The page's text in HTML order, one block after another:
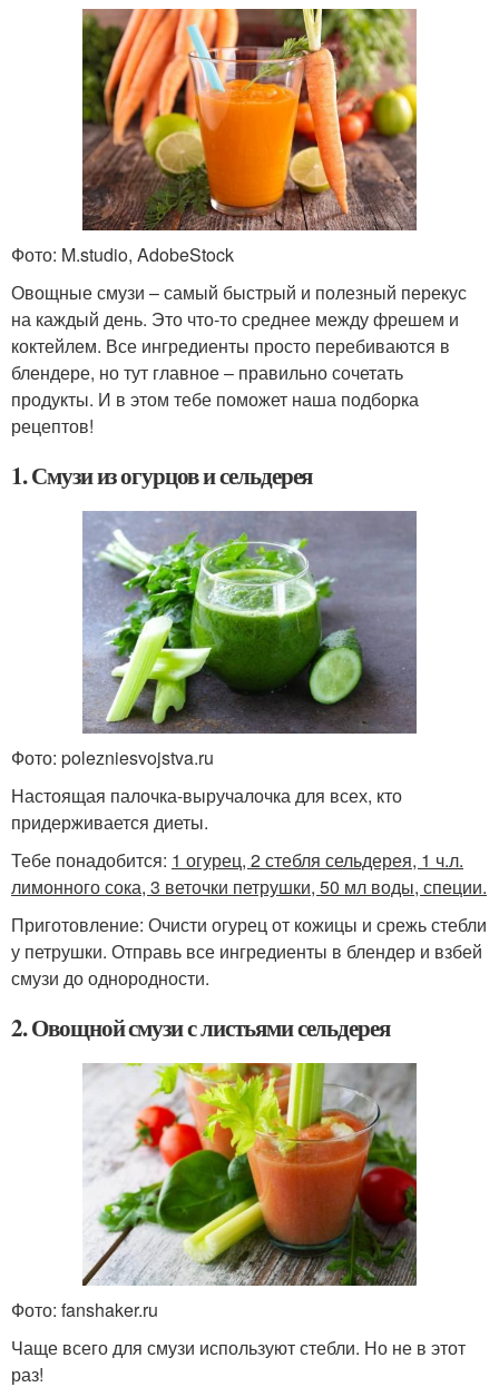
Фото: M.studio, AdobeStock
Овощные смузи – самый быстрый и полезный перекус
на каждый день. Это что-то среднее между фрешем и
коктейлем. Все ингредиенты просто перебиваются в
блендере, но тут главное – правильно сочетать
продукты. И в этом тебе поможет наша подборка
рецептов!
1. Смузи из огурцов и сельдерея
Фото: polezniesvojstva.ru
Настоящая палочка-выручалочка для всех, кто
придерживается диеты.
Тебе понадобится: 1 огурец, 2 стебля сельдерея, 1 ч.л.
лимонного сока, 3 веточки петрушки, 50 мл воды, специи.
Приготовление: Очисти огурец от кожицы и срежь стебли
у петрушки. Отправь все ингредиенты в блендер и взбей
смузи до однородности.
2. Овощной смузи с листьями сельдерея
Фото: fanshaker.ru
Чаще всего для смузи используют стебли. Но не в этот
раз!